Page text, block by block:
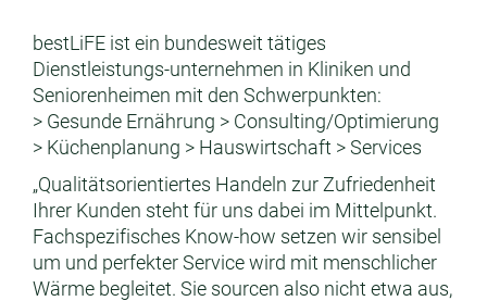
bestLiFE ist ein bundesweit tätiges
Dienstleistungs-unternehmen in Kliniken und
Seniorenheimen mit den Schwerpunkten:
> Gesunde Ernährung > Consulting/Optimierung
> Küchenplanung > Hauswirtschaft > Services
„Qualitätsorientiertes Handeln zur Zufriedenheit
Ihrer Kunden steht für uns dabei im Mittelpunkt.
Fachspezifisches Know-how setzen wir sensibel
um und perfekter Service wird mit menschlicher
Wärme begleitet. Sie sourcen also nicht etwa aus,